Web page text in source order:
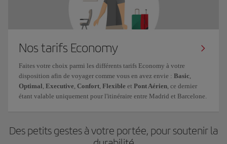
Nos tarifs Economy
Faites votre choix parmi les différents tarifs Economy à votre
disposition afin de voyager comme vous en avez envie : Basic,
Optimal, Executive, Confort, Flexible et Pont Aérien, ce dernier
étant valable uniquement pour l'itinéraire entre Madrid et Barcelone.
Des petits gestes à votre portée, pour soutenir la